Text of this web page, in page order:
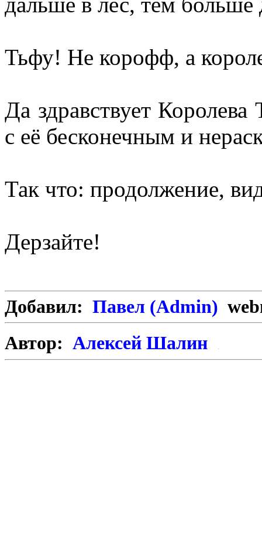
Тьфу! Не корофф, а
Да здравствует
с её бесконечным и
Так что: продолжение,
Дерзайте!
Добавил: Павел (Admin)
Автор: Алексей Шалин